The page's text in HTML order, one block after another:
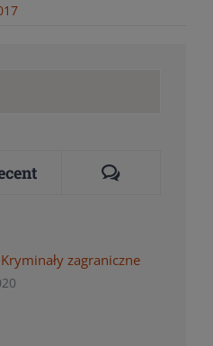
Comments
zagraniczne